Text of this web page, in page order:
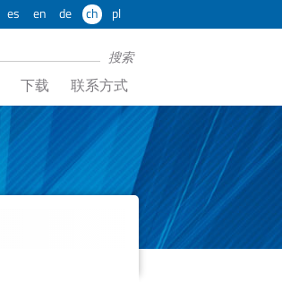
es en de ch pl
下载 联系方式